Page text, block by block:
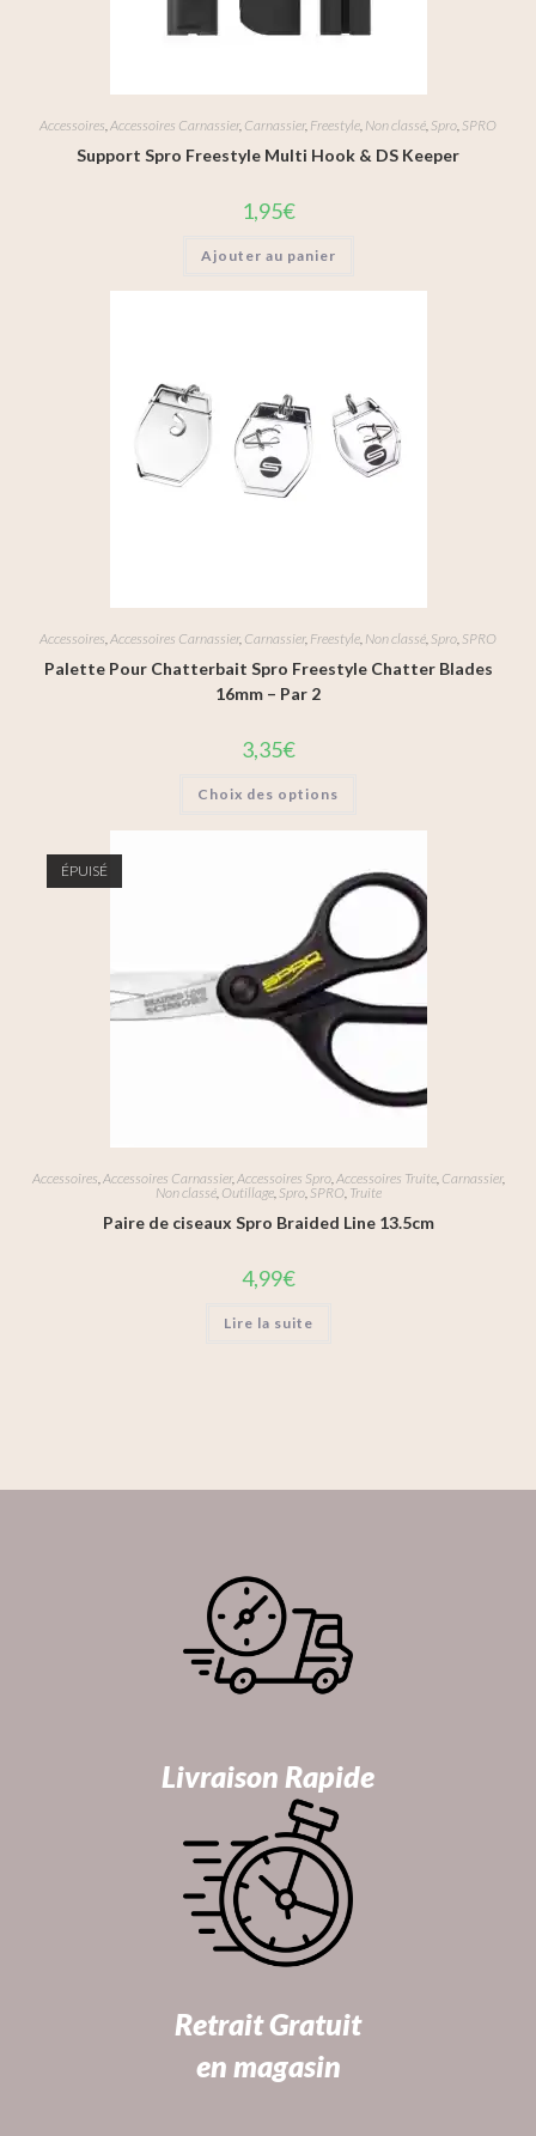
Accessoires Accessoires Carnassier, Carnassier, Freestyle Non classé Spro SPRO
Support Spro Freestyle Multi Hook & DS Keeper
1,95€
Ajouter au panier
Accessoires,Accessoires Carnassier, Carnassier, Freestyle, Non classé, Spro, SPRO
Palette Pour Chatterbait Spro Freestyle Chatter Blades
16mm – Par 2
3,35€
Choix des options
ÉPUISÉ
Accessoires Accessoires Carnassier, Accessoires Spro, Accessoires Truite, Carnassier,
Non classé, Outillage, Spro, SPRO, Truite
Paire de ciseaux Spro Braided Line 13.5cm
4,99€
Lire la suite
Livraison Rapide
Retrait Gratuit
en magasin